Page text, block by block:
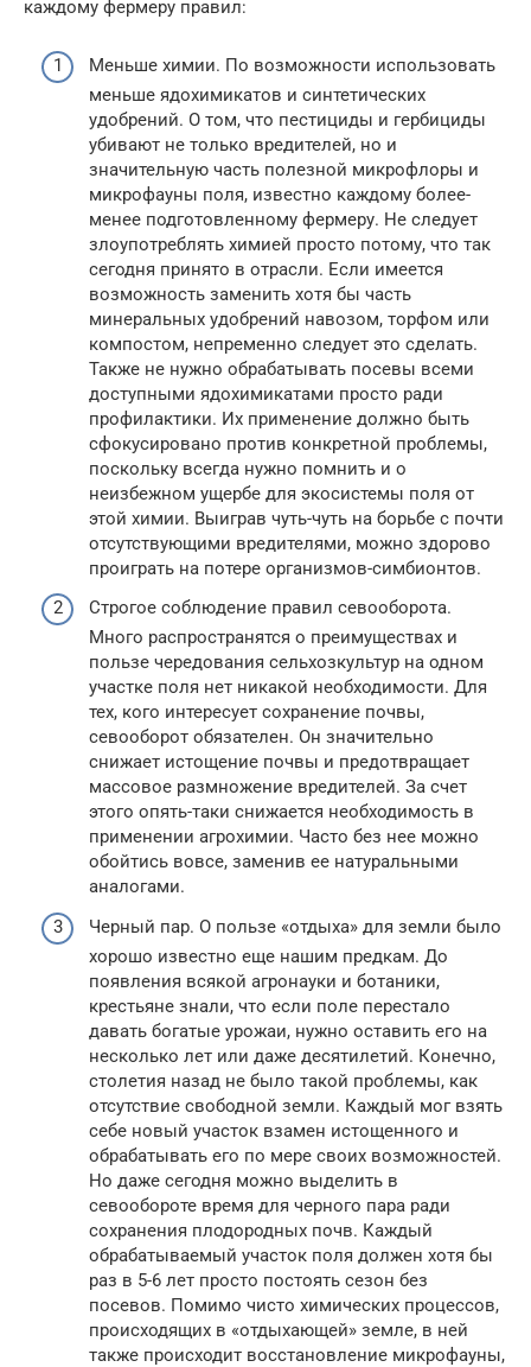
каждому фермеру правил:
Меньше химии. По возможности использовать
меньше ядохимикатов и синтетических
удобрений. О том, что пестициды и гербициды
убивают не только вредителей, но и
значительную часть полезной микрофлоры и
микрофауны поля, известно каждому более-
менее подготовленному фермеру. Не следует
злоупотреблять химией просто потому, что так
сегодня принято в отрасли. Если имеется
возможность заменить хотя бы часть
минеральных удобрений навозом, торфом или
компостом, непременно следует это сделать.
Также не нужно обрабатывать посевы всеми
доступными ядохимикатами просто ради
профилактики. Их применение должно быть
сфокусировано против конкретной проблемы,
поскольку всегда нужно помнить и о
неизбежном ущербе для экосистемы поля от
этой химии. Выиграв чуть-чуть на борьбе с почти
отсутствующими вредителями, можно здорово
проиграть на потере организмов-симбионтов.
Строгое соблюдение правил севооборота.
Много распространятся о преимуществах и
пользе чередования сельхозкультур на одном
участке поля нет никакой необходимости. Для
тех, кого интересует сохранение почвы,
севооборот обязателен. Он значительно
снижает истощение почвы и предотвращает
массовое размножение вредителей. За счет
этого опять-таки снижается необходимость в
применении агрохимии. Часто без нее можно
обойтись вовсе, заменив ее натуральными
аналогами.
Черный пар. О пользе «отдыха» для земли было
хорошо известно еще нашим предкам. До
появления всякой агронауки и ботаники,
крестьяне знали, что если поле перестало
давать богатые урожаи, нужно оставить его на
несколько лет или даже десятилетий. Конечно,
столетия назад не было такой проблемы, как
отсутствие свободной земли. Каждый мог взять
себе новый участок взамен истощенного и
обрабатывать его по мере своих возможностей.
Но даже сегодня можно выделить в
севообороте время для черного пара ради
сохранения плодородных почв. Каждый
обрабатываемый участок поля должен хотя бы
раз в 5-6 лет просто постоять сезон без
посевов. Помимо чисто химических процессов,
происходящих в «отдыхающей» земле, в ней
также происходит восстановление микрофауны,